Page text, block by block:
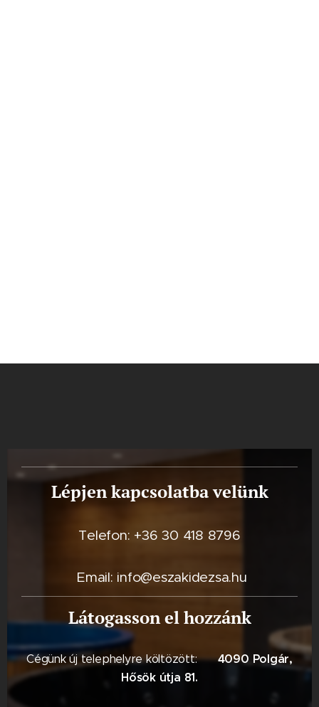
Lépjen kapcsolatba velünk
Telefon: +36 30 418 8796
Email: info@eszakidezsa.hu
Látogasson el hozzánk
Cégünk új telephelyre költözött: 📍4090 Polgár,
Hősök útja 81.